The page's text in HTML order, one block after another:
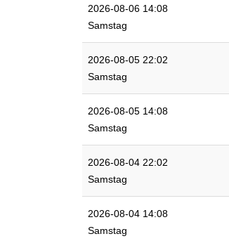
2026-08-06 14:08
Samstag
2026-08-05 22:02
Samstag
2026-08-05 14:08
Samstag
2026-08-04 22:02
Samstag
2026-08-04 14:08
Samstag